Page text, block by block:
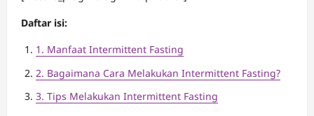
Daftar isi:
1. Manfaat Intermittent Fasting
2. Bagaimana Cara Melakukan Intermittent Fasting?
3. Tips Melakukan Intermittent Fasting